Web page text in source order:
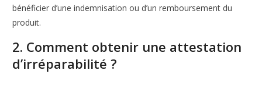
bénéficier d’une indemnisation ou d’un remboursement du
produit.
2. Comment obtenir une attestation
d’irréparabilité ?